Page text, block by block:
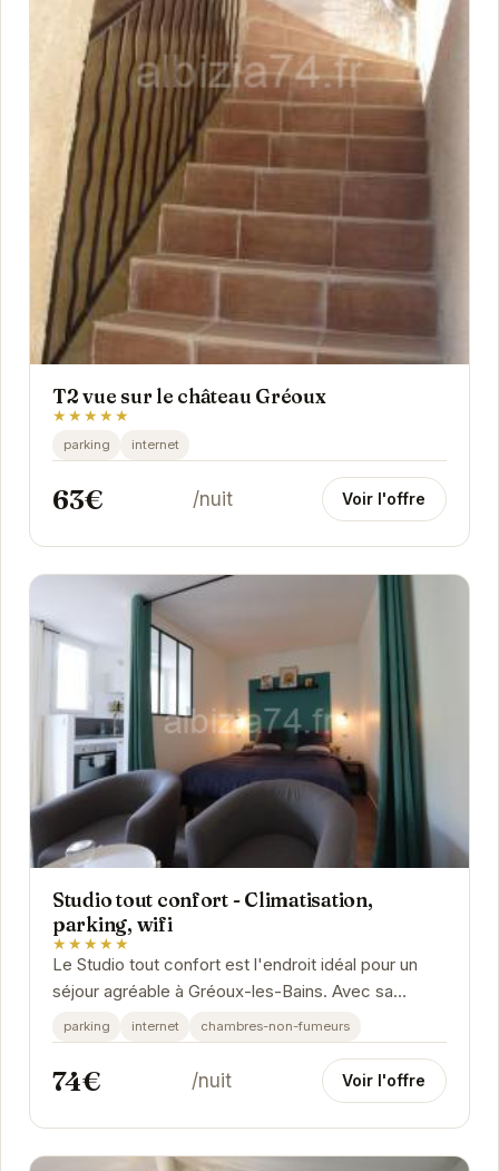
T2 vue sur le château Gréoux
★★★★★
parking internet
63€ /nuit Voir l'offre
Studio tout confort - Climatisation,
parking, wifi
★★★★★
Le Studio tout confort est l'endroit idéal pour un
séjour agréable à Gréoux-les-Bains. Avec sa
climatisation, son parking et sa connexion wifi,...
parking internet chambres-non-fumeurs
74€ /nuit Voir l'offre